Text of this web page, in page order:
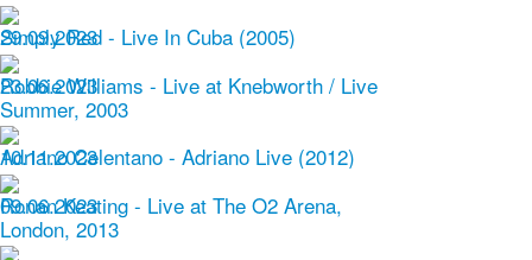
29.09.2023
Simply Red - Live In Cuba (2005)
23.06.2023
Robbie Williams - Live at Knebworth / Live
Summer, 2003
10.11.2023
Adriano Celentano - Adriano Live (2012)
09.06.2023
Ronan Keating - Live at The O2 Arena,
London, 2013